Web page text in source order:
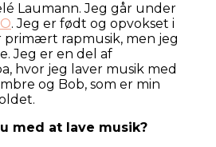
Laumann. Jeg går under
. Jeg er født og opvokset i
primært rapmusik, men jeg
Jeg er en del af
hvor jeg laver musik med
og Bob, som er min
med at lave musik?